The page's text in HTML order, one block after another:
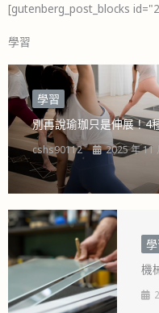
[gutenberg_post_blocks
學習
學習
別再說瑜珈只是伸展！4
cshs90112 2025 年 11
機